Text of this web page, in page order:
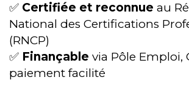
✅ Certifiée et reconnue au
National des Certifications
(RNCP)
✅ Finançable via Pôle Emploi,
paiement facilité